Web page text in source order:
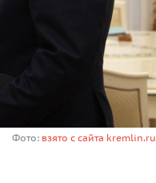
Фото: взято с сайта kremlin.ru